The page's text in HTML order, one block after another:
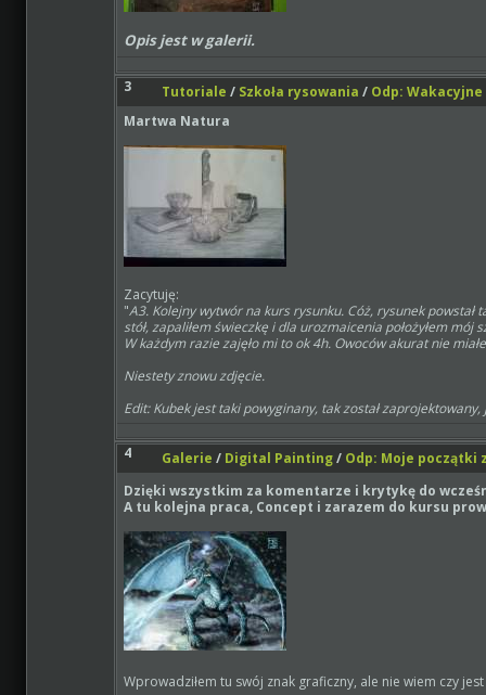
Opis jest w galerii.
3 Tutoriale / Szkoła rysowania / Odp:
Martwa Natura
Zacytuję:
"A3. Kolejny wytwór na kurs rysunku. Cóż, rysunek powstał
stół, zapaliłem świeczkę i dla urozmaicenia położyłem
W każdym razie zajęło mi to ok 4h. Owoców akurat nie
Niestety znowu zdjęcie.
Edit: Kubek jest taki powyginany, tak został zaprojektowany,
4 Galerie / Digital Painting/ Odp: Moje początki
Dzięki wszystkim za komentarze i krytykę do
A tu kolejna praca, Concept i zarazem do kursu
Wprowadziłem tu swój znak graficzny, ale nie wiem czy